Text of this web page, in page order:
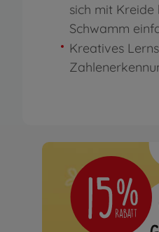
sich mit
Schwamm
Kreatives